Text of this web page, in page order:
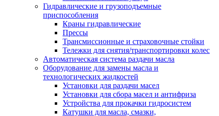
Гидравлические и грузоподъемные
приспособления
Краны гидравлические
Прессы
Трансмиссионные и страховочные стойки
Тележки для снятия/транспортировки колес
Автоматическая система раздачи масла
Оборудование для замены масла и
технологических жидкостей
Установки для раздачи масел
Установки для сбора масел и антифриза
Устройства для прокачки гидросистем
Катушки для масла, смазки,